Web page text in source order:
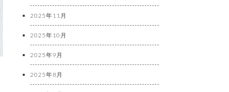
2025年11月
2025年10月
2025年9月
2025年8月